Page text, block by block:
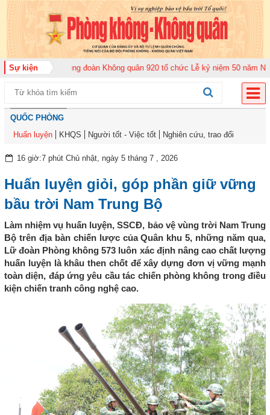
Sự kiện
2026 Trung đoàn Không quân 920 tổ chức Lễ kỷ niệm 50 năm Ngày
QUỐC PHÒNG
Huấn luyện
KHQS Người tốt - Việc tốt Nghiên cứu, trao đổi
16 giờ:7 phút Chủ nhật, ngày 5 tháng 7 , 2026
Huấn luyện giỏi, góp phần giữ vững
bầu trời Nam Trung Bộ
Làm nhiệm vụ huấn luyện, SSCĐ, bảo vệ vùng trời Nam Trung
Bộ trên địa bàn chiến lược của Quân khu 5, những năm qua,
Lữ đoàn Phòng không 573 luôn xác định nâng cao chất lượng
huấn luyện là khâu then chốt để xây dựng đơn vị vững mạnh
toàn diện, đáp ứng yêu cầu tác chiến phòng không trong điều
kiện chiến tranh công nghệ cao.